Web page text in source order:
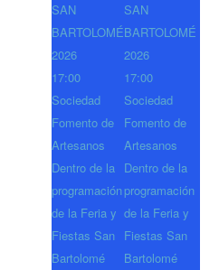
SAN
BARTOLOMÉ
2026
17:00
Sociedad
Fomento de
Artesanos
Dentro de la
programación
de la Feria y
Fiestas San
Bartolomé
SAN
BARTOLOMÉ
2026
17:00
Sociedad
Fomento de
Artesanos
Dentro de la
programación
de la Feria y
Fiestas San
Bartolomé